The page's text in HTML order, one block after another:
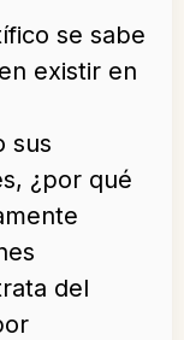
se sabe
existir en
sus
¿por qué
del